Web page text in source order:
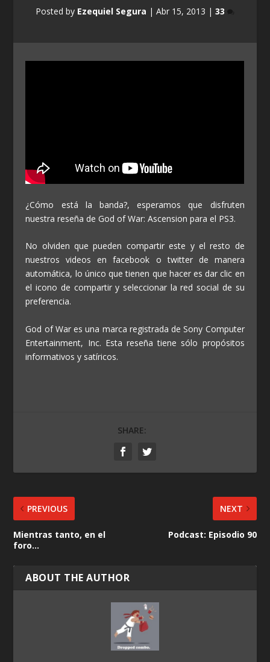
Posted by Ezequiel Segura | Abr 15, 2013 | 33
¿Cómo está la banda?, esperamos que disfruten
nuestra reseña de God of War: Ascension para el PS3.
No olviden que pueden compartir este y el resto de
nuestros videos en facebook o twitter de manera
automática, lo único que tienen que hacer es dar clic en
el icono de compartir y seleccionar la red social de su
preferencia.
God of War es una marca registrada de Sony Computer
Entertainment, Inc. Esta reseña tiene sólo propósitos
informativos y satíricos.
SHARE:
PREVIOUS
Mientras tanto, en el
foro…
NEXT
Podcast: Episodio 90
ABOUT THE AUTHOR